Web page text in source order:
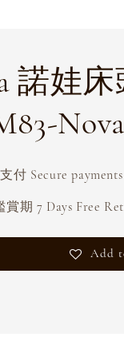
諾娃
付 Secure payments
賞期 7 Days Free
Add